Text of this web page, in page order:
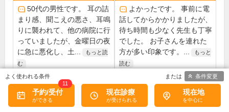
50代の男性です。 耳の詰
まり感、聞こえの悪さ、耳鳴
りに襲われて、他の病院に行
っていましたが、金曜日の夜
に急に悪化し、土...
もっと読
む
よかったです。 事前に電
話してからかかりましたが、
待ち時間も少なく先生も丁寧
でした。 お子さんを連れた
方が多い印象です。...
もっと
読む
この医院の詳細をみる
予約/受付
11
現在診療 現在地
条件変更